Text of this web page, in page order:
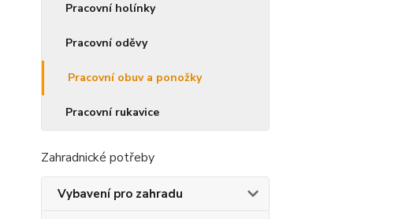
Pracovní holínky
Pracovní oděvy
Pracovní obuv a ponožky
Pracovní rukavice
Zahradnické potřeby
Vybavení pro zahradu